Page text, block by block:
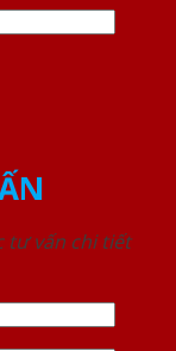
tư vấn chi tiết